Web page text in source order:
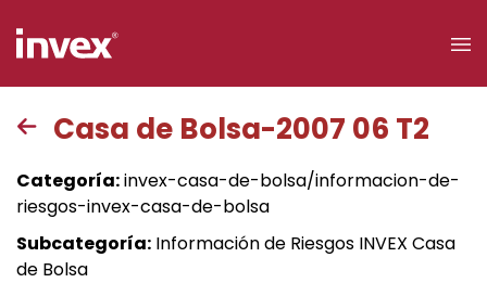
Acceso a
clientes
Buscar
Casa de Bolsa-2007 06 T2
Categoría:invex-casa-de-bolsa/informacion-de-
riesgos-invex-casa-de-bolsa
Subcategoría: Información de Riesgos INVEX Casa
de Bolsa